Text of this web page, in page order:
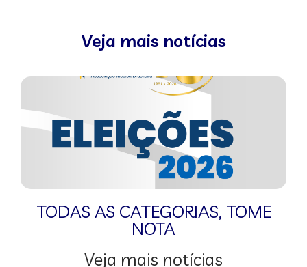
Veja mais notícias
TODAS AS CATEGORIAS, TOME
NOTA
Veja mais notícias